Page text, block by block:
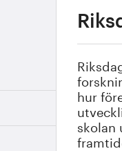
hur
skolan